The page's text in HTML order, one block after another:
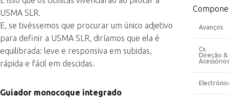
USMA SLR.
E, se tivéssemos que procurar um único adjetivo
para definir a USMA SLR, diríamos que ela é
equilibrada: leve e responsiva em subidas,
rápida e fácil em descidas.
Guiador monocoque integrado
Avanços
Cx.
Direção &
Acessórios